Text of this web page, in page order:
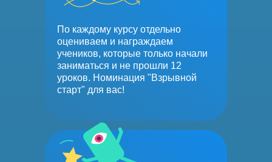
По каждому курсу отдельно
оцениваем и награждаем
учеников, которые только начали
заниматься и не прошли 12
уроков. Номинация "Взрывной
старт" для вас!